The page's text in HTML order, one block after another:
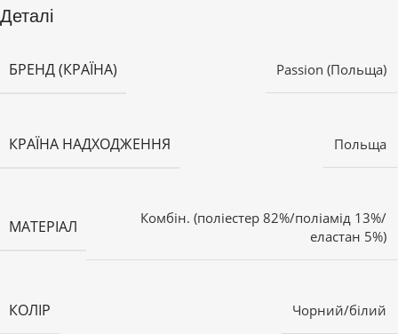
Деталі
БРЕНД (КРАЇНА) Passion (Польща)
КРАЇНА НАДХОДЖЕННЯ Польща
МАТЕРІАЛ
Комбін. (поліестер 82%/поліамід 13%/
еластан 5%)
КОЛІР Чорний/білий